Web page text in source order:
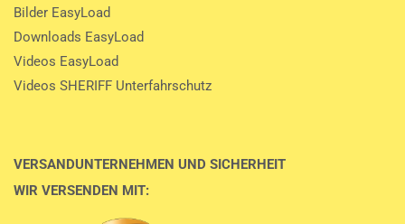
Bilder EasyLoad
Downloads EasyLoad
Videos EasyLoad
Videos SHERIFF Unterfahrschutz
VERSANDUNTERNEHMEN UND SICHERHEIT
WIR VERSENDEN MIT: